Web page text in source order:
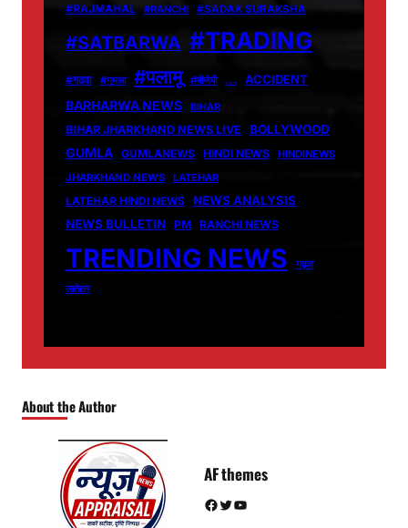
#RAJMAHAL
#RANCHI #SADAK SURAKSHA
#SATBARWA #TRADING
#गढ़वा #गुमला #पलामू #बीजेपी … ACCIDENT
BARHARWA NEWS BIHAR
BIHAR JHARKHAND NEWS LIVE BOLLYWOOD
GUMLA GUMLANEWS HINDI NEWS
HINDINEWS
JHARKHAND NEWS
LATEHAR
LATEHAR HINDI NEWS
NEWS ANALYSIS
NEWS BULLETIN PM RANCHI NEWS
TRENDING NEWS
गढ़वा
लातेहार
About the Author
AF themes
Facebook Twitter YouTube